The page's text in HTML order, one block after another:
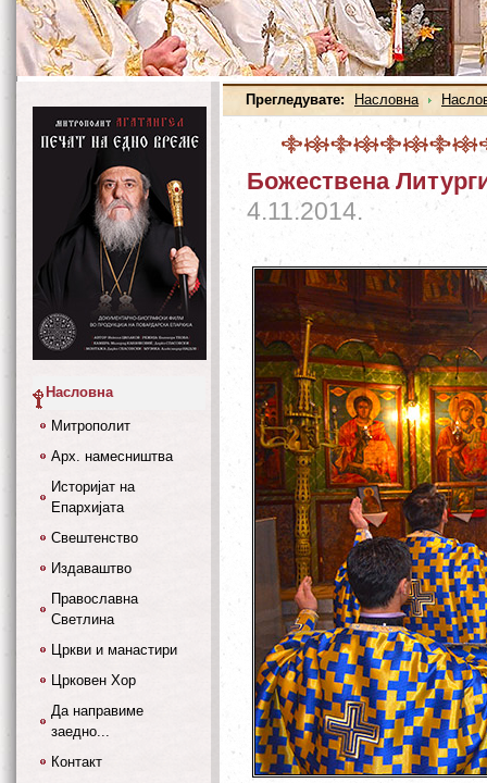
Прегледувате: Насловна
Божествена
4.11.2014.
Насловна
Митрополит
Арх. намесништва
Историјат на
Епархијата
Свештенство
Издаваштво
Православна
Светлина
Цркви и манастири
Црковен Хор
Да направиме
заедно...
Контакт